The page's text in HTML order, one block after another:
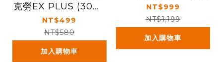
克勞EX PLUS (30粒/
袋)
NT$499
NT$580
加入購物車
NT$999
NT$1,199
加入購物車